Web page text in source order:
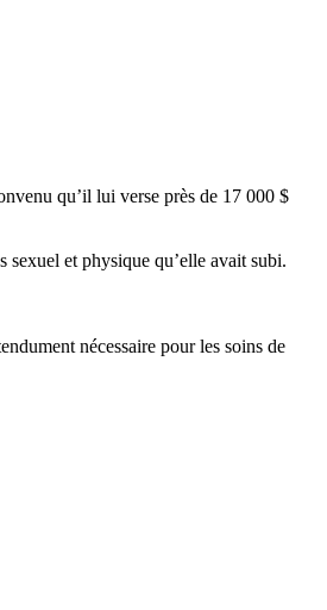
qu’il lui verse près de 17 000 $
sexuel et physique qu’elle avait subi.
nécessaire pour les soins de